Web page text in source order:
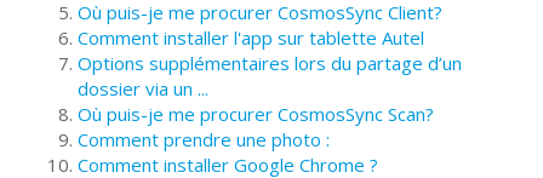
Où puis-je me procurer CosmosSync Client?
Comment installer l'app sur tablette Autel
Options supplémentaires lors du partage d’un
dossier via un ...
Où puis-je me procurer CosmosSync Scan?
Comment prendre une photo :
Comment installer Google Chrome ?